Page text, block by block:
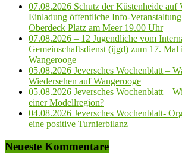
07.08.2026 Schutz der Küstenheide auf
Einladung öffentliche Info-
Oberdeck Platz am Meer 19.00 Uhr
07.08.2026 – 12 Jugendliche vom
Gemeinschaftsdienst (ijgd) zum 17. Mal
Wangerooge
05.08.2026 Jeversches Wochenblatt –
Wiedersehen auf Wangerooge
05.08.2026 Jeversches Wochenblatt –
einer Modellregion?
04.08.2026 Jeversches Wochenblatt-
eine positive Turnierbilanz
Neueste Kommentare